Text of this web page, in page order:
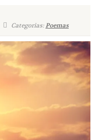
Categorias:Poemas